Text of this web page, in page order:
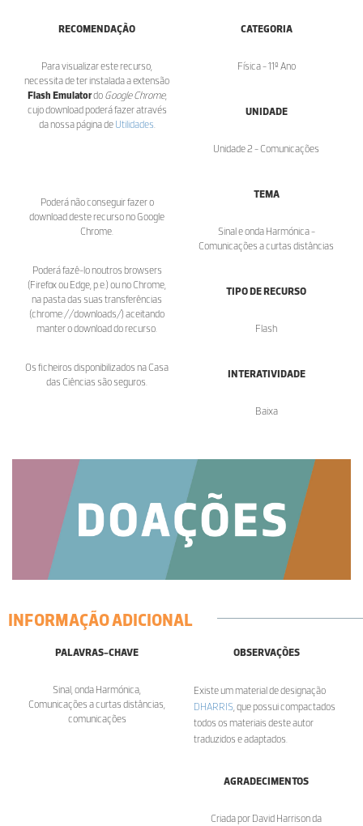
RECOMENDAÇÃO
Para visualizar este recurso,
necessita de ter instalada a extensão
Flash Emulatordo Google Chrome,
cujo download poderá fazer através
da nossa página de Utilidades
Poderá não conseguir fazer o
download deste recurso no Google
Chrome.
Poderá fazê-lo noutros browsers
(Firefox ou Edge, p.e.) ou no Chrome,
na pasta das suas transferências
(chrome://downloads/) aceitando
manter o download do recurso.
Os ficheiros disponibilizados na Casa
das Ciências são seguros.
CATEGORIA
Física - 11º Ano
UNIDADE
Unidade 2 - Comunicações
TEMA
Sinal e onda Harmónica -
Comunicações a curtas distâncias
TIPO DE RECURSO
Flash
INTERATIVIDADE
Baixa
INFORMAÇÃO ADICIONAL
PALAVRAS-CHAVE
Sinal, onda Harmónica,
Comunicações a curtas distâncias,
comunicações
OBSERVAÇÕES
Existe um material de designação
DHARRIS, que possui compactados
todos os materiais deste autor
traduzidos e adaptados.
AGRADECIMENTOS
Criada por David Harrison da